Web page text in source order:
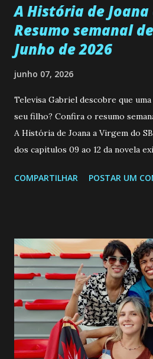
A História de
Resumo semanal
Junho de 2026
junho 07, 2026
Televisa Gabriel descobre que
seu filho? Confira o resumo
A História de Joana a Virgem do
dos capitulos 09 ao 12 da novela
a Programação Semanal do SBT
confessa a Gabriel que ele
pessoa que ela tanto desejou
entra no quarto de Gabriel e
encontro deles, quando conseguir
Paula sobre a suposta infidelidade
Rogerio consegue se livrar de
desaparecimento de Francisco,
COMPARTILHAR POSTAR UM